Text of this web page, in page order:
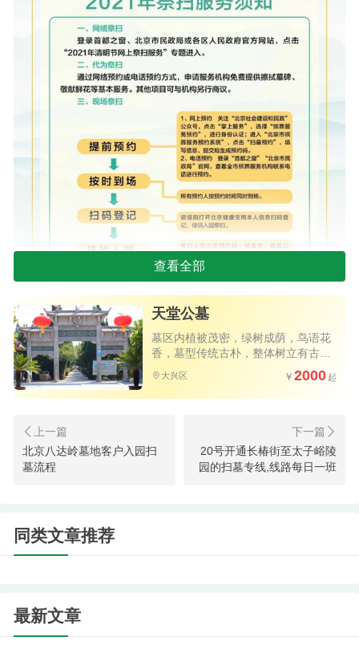
2021年祭扫服务
今年清明期间，北京仍将采取祭扫限流措施。
室外祭扫，按照正常年份70%的人流量进行控制，
室内祭扫按照正常年份人流量的50%进行限流。可
以通过网络或电话方式预约。
01 网上预约
台”进行实名制认证，在页面中选择“殡葬服务预
完毕后，点击下方“预约”按钮进入预约信息填写页
查看全部
天堂公墓
墓区内植被茂密，绿树成荫，鸟语花
香，墓型传统古朴，整体树立有古典
大兴区 2000
北京八达岭墓地客户入园扫
墓流程
20号开通长椿街至太子峪陵
园的扫墓专线,线路每日一班
同类文章推荐
最新文章